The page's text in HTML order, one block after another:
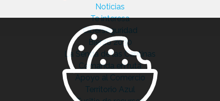
Noticias
Te interesa
Ciberseguridad
Bierzo 2030
La Senda de las Cantinas
Comanda en ruta
Apoyo al Comercio
Territorio Azul